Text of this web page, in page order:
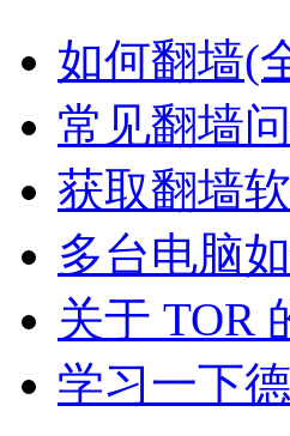
如何翻墙(
常见翻墙
获取翻墙
多台电脑
关于 TOR
学习一下